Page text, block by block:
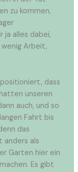
zu kommen,
ja alles dabei,
wenig Arbeit,
dass
unseren
auch, und so
Fahrt bis
das
anders als
Garten hier ein
Es gibt